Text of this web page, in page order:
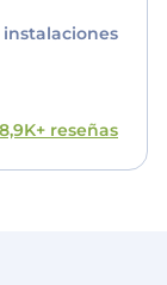
instalaciones
reseñas